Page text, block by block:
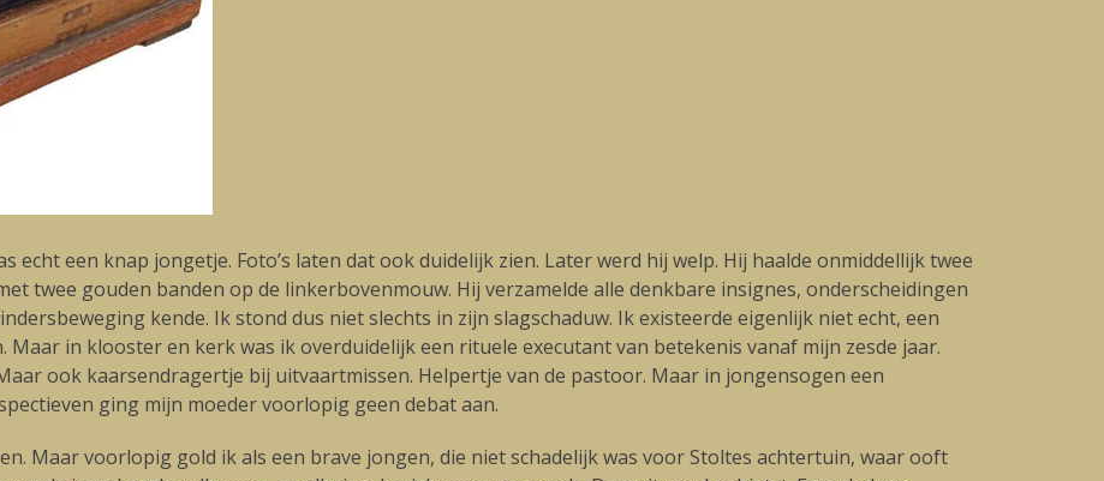
echt een knap jongetje. Foto’s laten dat ook duidelijk zien. Later werd hij welp. Hij haalde onmiddellijk twee
twee gouden banden op de linkerbovenmouw. Hij verzamelde alle denkbare insignes, onderscheidingen
kende. Ik stond dus niet slechts in zijn slagschaduw. Ik existeerde eigenlijk niet echt, een
in klooster en kerk was ik overduidelijk een rituele executant van betekenis vanaf mijn zesde jaar.
ook kaarsendragertje bij uitvaartmissen. Helpertje van de pastoor. Maar in jongensogen een
ging mijn moeder voorlopig geen debat aan.
Maar voorlopig gold ik als een brave jongen, die niet schadelijk was voor Stoltes achtertuin, waar ooft